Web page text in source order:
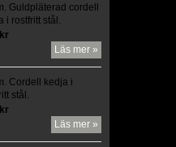
Guldpläterad cordell
i rostfritt stål.
Läs mer »
Cordell kedja i
stål.
Läs mer »